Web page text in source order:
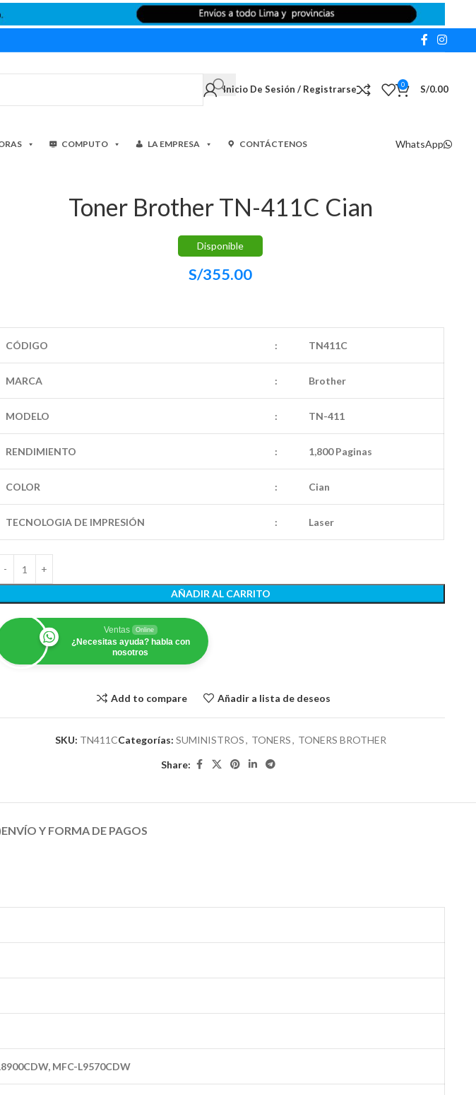
Inicio De Sesión / Registrarse 0 S/0.00
COMPUTO LA EMPRESA CONTÁCTENOS WhatsApp
Toner Brother TN-411C Cian
Disponible
S/355.00
CÓDIGO : TN411C
MARCA : Brother
MODELO : TN-411
RENDIMIENTO : 1,800 Paginas
COLOR : Cian
TECNOLOGIA DE IMPRESIÓN : Laser
AÑADIR AL CARRITO
Ventas Online
¿Necesitas ayuda? habla con
nosotros
Add to compare Añadir a lista de deseos
SKU: TN411CCategorías: SUMINISTROS, TONERS, TONERS BROTHER
Share:
ENVÍO Y FORMA DE PAGOS​
MFC-L9570CDW